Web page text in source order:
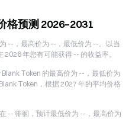
格预测 2026–2031
--，最高价为 --，最低价为 --。以当
年您有可能获得 -- 的收益率。
Token 的最高价为 --，最低价为
Token，根据 2027 年的平均价格
-- 徘徊，预计最低价为 --，最高价为